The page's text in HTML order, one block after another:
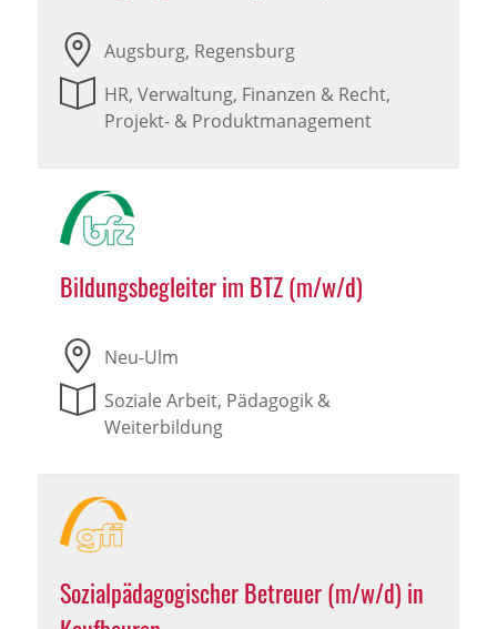
Augsburg, Regensburg
HR, Verwaltung, Finanzen & Recht,
Projekt- & Produktmanagement
Bildungsbegleiter im BTZ (m/w/d)
Neu-Ulm
Soziale Arbeit, Pädagogik &
Weiterbildung
Sozialpädagogischer Betreuer (m/w/d) in